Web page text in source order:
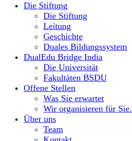
Die Stiftung
Die Stiftung
Leitung
Geschichte
Duales Bildungssystem
DualEdu Bridge India
Die Universität
Fakultäten BSDU
Offene Stellen
Was Sie erwartet
Wir organisieren für Sie.
Über uns
Team